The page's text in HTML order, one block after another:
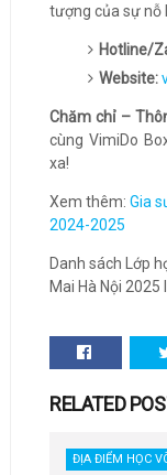
tượng của sự nỗ
Hotline/
Website:
Chăm chỉ –
cùng VimiDo
xa!
Xem thêm: Gia
2024-2025
Danh sách Lớp
Mai Hà Nội
RELATED
ĐỊA ĐIỂM HỌC